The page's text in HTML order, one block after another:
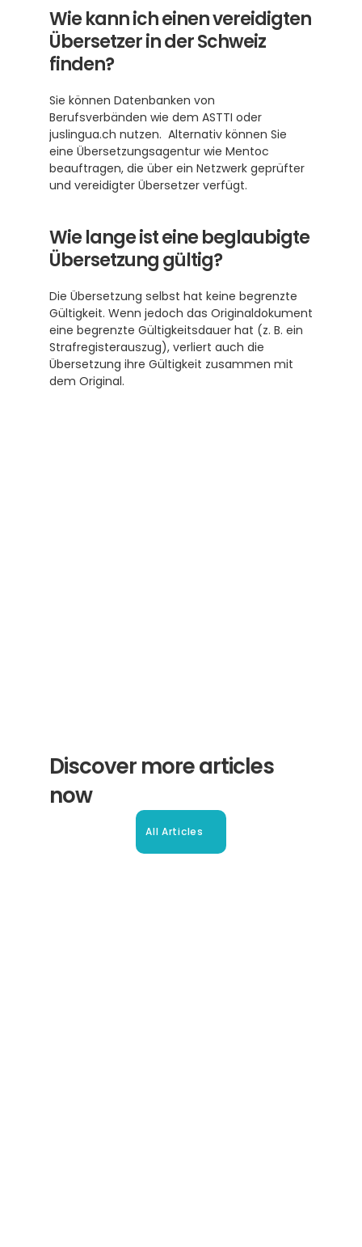
Wie kann ich einen vereidigten
Übersetzer in der Schweiz
finden?
Sie können Datenbanken von
Berufsverbänden wie dem ASTTI oder
juslingua.ch nutzen.  Alternativ können Sie
eine Übersetzungsagentur wie Mentoc
beauftragen, die über ein Netzwerk geprüfter
und vereidigter Übersetzer verfügt.
Wie lange ist eine beglaubigte
Übersetzung gültig?
Die Übersetzung selbst hat keine begrenzte
Gültigkeit. Wenn jedoch das Originaldokument
eine begrenzte Gültigkeitsdauer hat (z. B. ein
Strafregisterauszug), verliert auch die
Übersetzung ihre Gültigkeit zusammen mit
dem Original.
Discover more articles
now
All Articles